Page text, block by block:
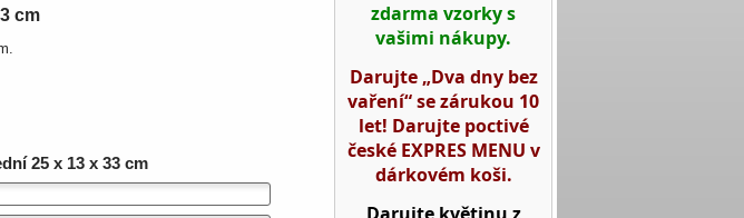
cm
25 x 13 x 33 cm
zdarma vzorky s
vašimi nákupy.
Darujte „Dva dny bez
vaření“ se zárukou 10
let! Darujte poctivé
české EXPRES MENU v
dárkovém koši.